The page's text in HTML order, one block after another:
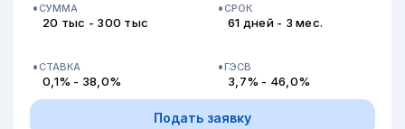
СУММА
20 тыс - 300 тыс
СРОК
61 дней - 3 мес.
СТАВКА
0,1% - 38,0%
ГЭСВ
3,7% - 46,0%
Подать заявку